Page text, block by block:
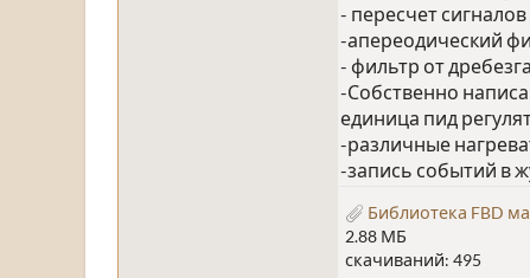
- пересчет
-апереодический
- фильтр от
-Собственно
единица пид
-различные
-запись событий в
Библиотека FBD
2.88 МБ
скачиваний: 495